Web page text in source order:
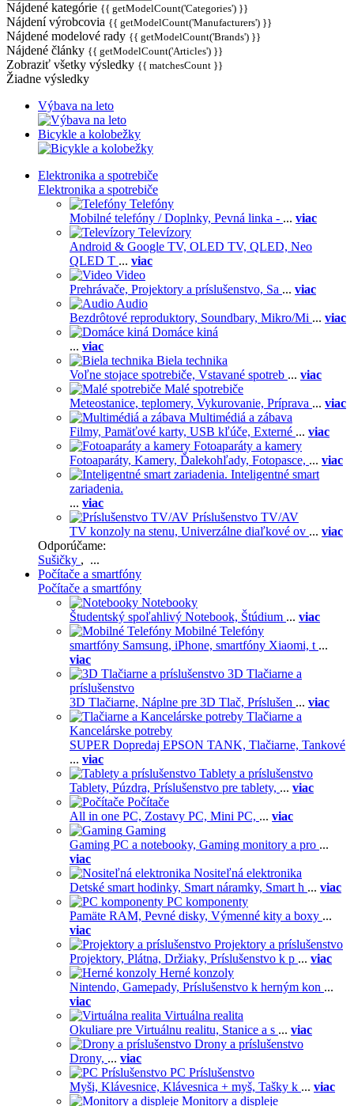
Nájdené kategórie {{ getModelCount('Categories') }}
Nájdení výrobcovia {{ getModelCount('Manufacturers') }}
Nájdené modelové rady {{ getModelCount('Brands') }}
Nájdené články {{ getModelCount('Articles') }}
Zobraziť všetky výsledky {{ matchesCount }}
Žiadne výsledky
Výbava na leto
Bicykle a kolobežky
Elektronika a spotrebiče
Elektronika a spotrebiče
Telefóny
Mobilné telefóny / Doplnky, Pevná linka - ... viac
Televízory
Android & Google TV, OLED TV, QLED, Neo
QLED T ... viac
Video
Prehrávače, Projektory a príslušenstvo, Sa ... viac
Audio
Bezdrôtové reproduktory, Soundbary, Mikro/Mi ... viac
Domáce kiná
... viac
Biela technika
Voľne stojace spotrebiče, Vstavané spotreb ... viac
Malé spotrebiče
Meteostanice, teplomery, Vykurovanie, Príprava ... viac
Multimédiá a zábava
Filmy, Pamäťové karty, USB kľúče, Externé ... viac
Fotoaparáty a kamery
Fotoaparáty, Kamery, Ďalekohľady, Fotopasce, ... viac
Inteligentné smart
zariadenia.
... viac
Príslušenstvo TV/AV
TV konzoly na stenu, Univerzálne diaľkové ov ... viac
Odporúčame:
Sušičky , ...
Počítače a smartfóny
Počítače a smartfóny
Notebooky
Študentský spoľahlivý Notebook, Štúdium ... viac
Mobilné Telefóny
smartfóny Samsung, iPhone, smartfóny Xiaomi, t ...
viac
3D Tlačiarne a
príslušenstvo
3D Tlačiarne, Náplne pre 3D Tlač, Príslušen ... viac
Tlačiarne a
Kancelárske potreby
SUPER Dopredaj EPSON TANK, Tlačiarne, Tankové
... viac
Tablety a príslušenstvo
Tablety, Púzdra, Príslušenstvo pre tablety, ... viac
Počítače
All in one PC, Zostavy PC, Mini PC, ... viac
Gaming
Gaming PC a notebooky, Gaming monitory a pro ...
viac
Nositeľná elektronika
Detské smart hodinky, Smart náramky, Smart h ... viac
PC komponenty
Pamäte RAM, Pevné disky, Výmenné kity a boxy ...
viac
Projektory a príslušenstvo
Projektory, Plátna, Držiaky, Príslušenstvo k p ... viac
Herné konzoly
Nintendo, Gamepady, Príslušenstvo k herným kon ...
viac
Virtuálna realita
Okuliare pre Virtuálnu realitu, Stanice a s ... viac
Drony a príslušenstvo
Drony, ... viac
PC Príslušenstvo
Myši, Klávesnice, Klávesnica + myš, Tašky k ... viac
Monitory a displeje